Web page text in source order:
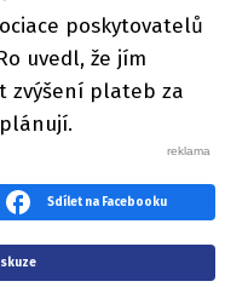
poskytovatelů
uvedl, že jím
zvýšení plateb za
Sdílet na Facebooku